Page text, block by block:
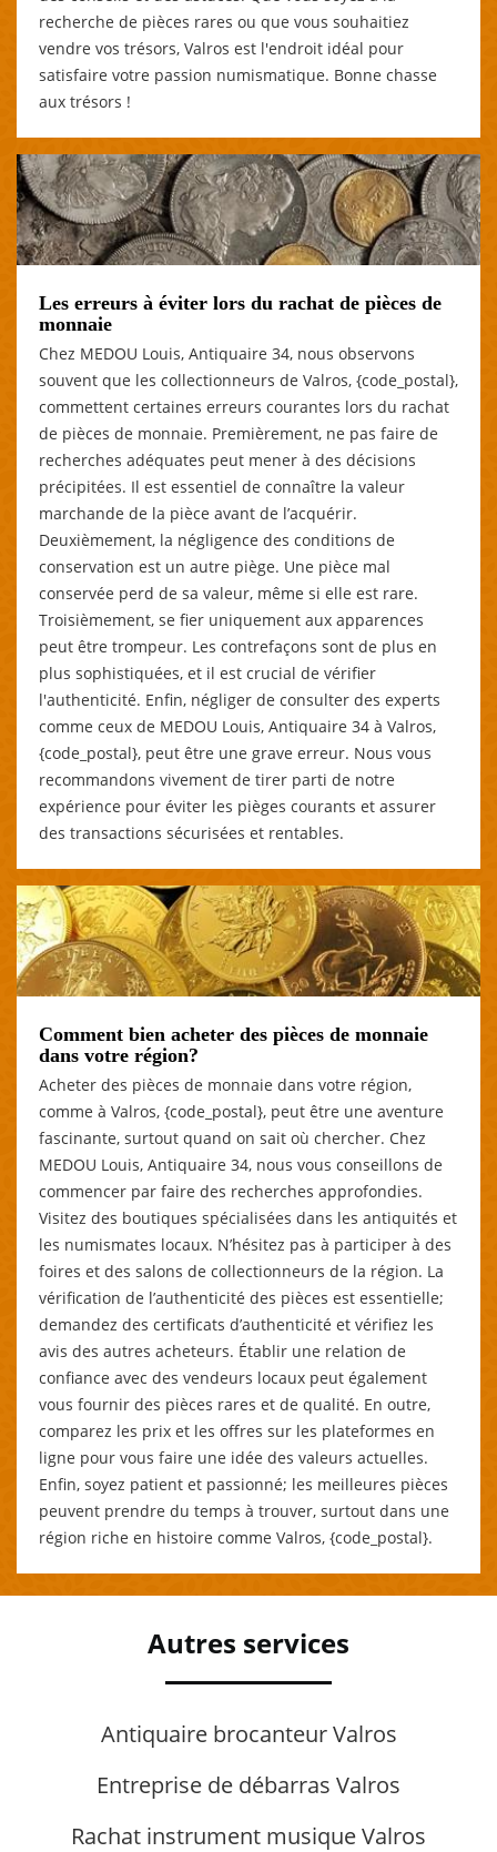
recherche de pièces rares ou que vous souhaitiez
vendre vos trésors, Valros est l'endroit idéal pour
satisfaire votre passion numismatique. Bonne chasse
aux trésors !
Les erreurs à éviter lors du rachat de pièces de
monnaie
Chez MEDOU Louis, Antiquaire 34, nous observons
souvent que les collectionneurs de Valros, {code_postal},
commettent certaines erreurs courantes lors du rachat
de pièces de monnaie. Premièrement, ne pas faire de
recherches adéquates peut mener à des décisions
précipitées. Il est essentiel de connaître la valeur
marchande de la pièce avant de l’acquérir.
Deuxièmement, la négligence des conditions de
conservation est un autre piège. Une pièce mal
conservée perd de sa valeur, même si elle est rare.
Troisièmement, se fier uniquement aux apparences
peut être trompeur. Les contrefaçons sont de plus en
plus sophistiquées, et il est crucial de vérifier
l'authenticité. Enfin, négliger de consulter des experts
comme ceux de MEDOU Louis, Antiquaire 34 à Valros,
{code_postal}, peut être une grave erreur. Nous vous
recommandons vivement de tirer parti de notre
expérience pour éviter les pièges courants et assurer
des transactions sécurisées et rentables.
Comment bien acheter des pièces de monnaie
dans votre région?
Acheter des pièces de monnaie dans votre région,
comme à Valros, {code_postal}, peut être une aventure
fascinante, surtout quand on sait où chercher. Chez
MEDOU Louis, Antiquaire 34, nous vous conseillons de
commencer par faire des recherches approfondies.
Visitez des boutiques spécialisées dans les antiquités et
les numismates locaux. N’hésitez pas à participer à des
foires et des salons de collectionneurs de la région. La
vérification de l’authenticité des pièces est essentielle;
demandez des certificats d’authenticité et vérifiez les
avis des autres acheteurs. Établir une relation de
confiance avec des vendeurs locaux peut également
vous fournir des pièces rares et de qualité. En outre,
comparez les prix et les offres sur les plateformes en
ligne pour vous faire une idée des valeurs actuelles.
Enfin, soyez patient et passionné; les meilleures pièces
peuvent prendre du temps à trouver, surtout dans une
région riche en histoire comme Valros, {code_postal}.
Autres services
Antiquaire brocanteur Valros
Entreprise de débarras Valros
Rachat instrument musique Valros